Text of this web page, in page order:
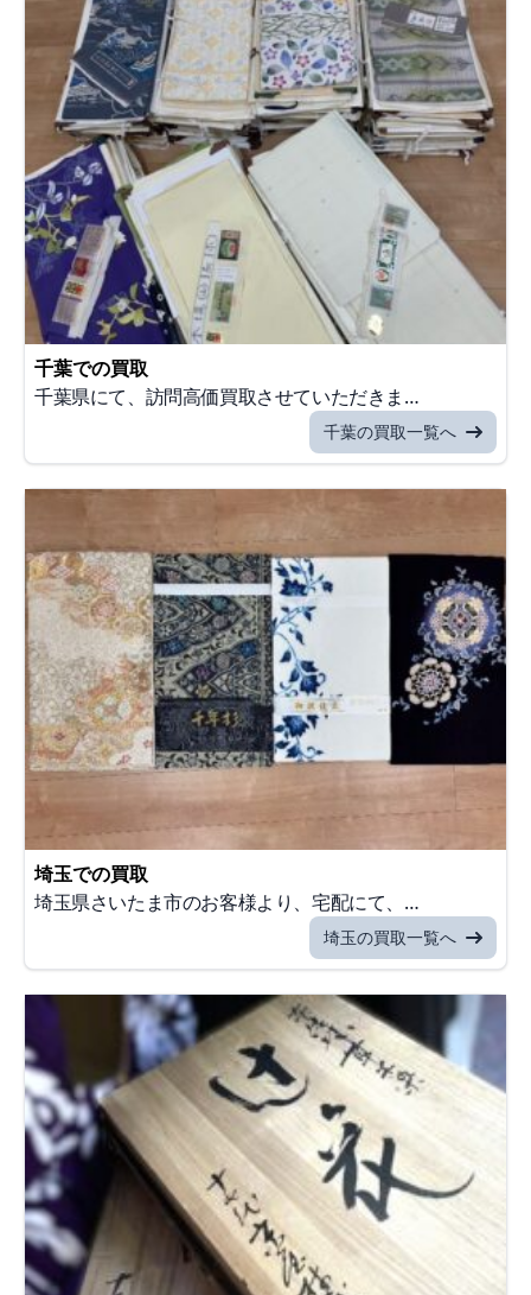
千葉での買取
千葉県にて、訪問高価買取させていただきま…
千葉の買取一覧へ
埼玉での買取
埼玉県さいたま市のお客様より、宅配にて、…
埼玉の買取一覧へ